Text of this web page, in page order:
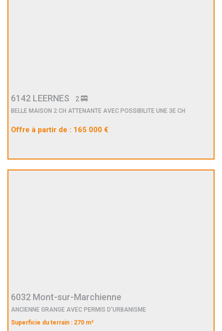
6142 LEERNES 2
BELLE MAISON 2 CH ATTENANTE AVEC POSSIBILITE UNE 3E CH
Offre à partir de : 165 000 €
6032 Mont-sur-Marchienne
ANCIENNE GRANGE AVEC PERMIS D'URBANISME
Superficie du terrain : 270 m²